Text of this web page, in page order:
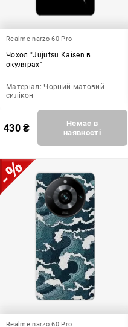
Realme narzo 60 Pro
Чохол "Jujutsu Kaisen в
окулярах"
Матеріал: Чорний матовий
силікон
430₴
Немає в
наявності
Realme narzo 60 Pro